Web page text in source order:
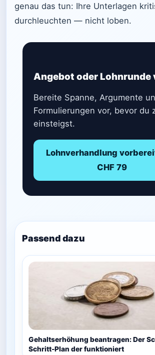
genau das tun: Ihre Unterlagen
durchleuchten — nicht loben.
Angebot oder Lohnrunde
Bereite Spanne, Argumente
Formulierungen vor, bevor du
einsteigst.
Lohnverhandlung
CHF 79
Passend dazu
Gehaltserhöhung beantragen: Der
Schritt-Plan der funktioniert